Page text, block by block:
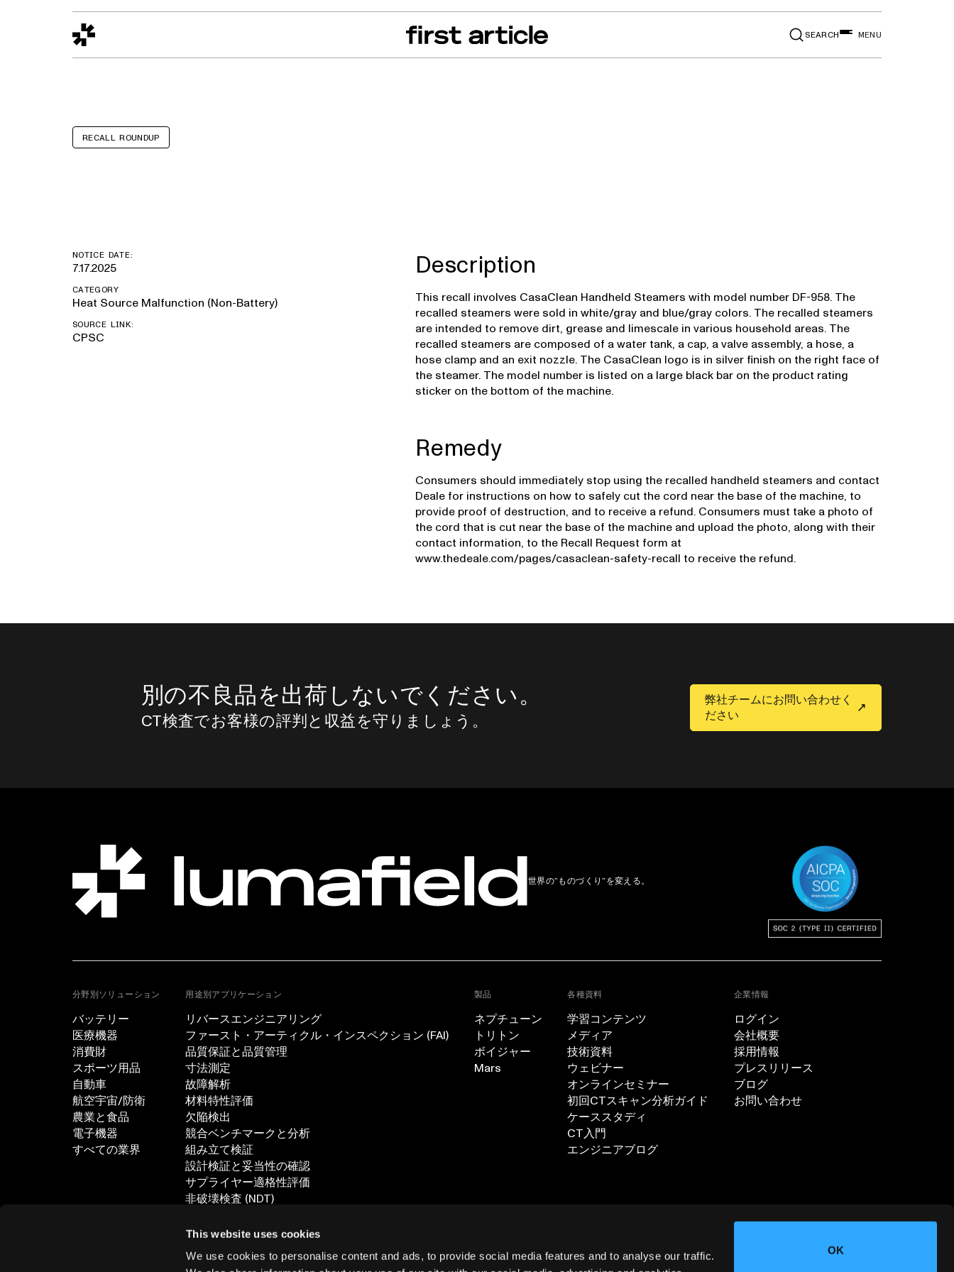
This website uses cookies
We use cookies to personalise content and ads, to provide social media features and to analyse our traffic.
OK
SEARCH MENU
Design to Reality From The Floor Recall RadarEvents
RECALL ROUNDUP
NOTICE DATE:
7.17.2025
CATEGORY
Heat Source Malfunction (Non-Battery)
SOURCE LINK:
CPSC
Description
This recall involves CasaClean Handheld Steamers with model number DF-958. The
recalled steamers were sold in white/gray and blue/gray colors. The recalled steamers
are intended to remove dirt, grease and limescale in various household areas. The
recalled steamers are composed of a water tank, a cap, a valve assembly, a hose, a
hose clamp and an exit nozzle. The CasaClean logo is in silver finish on the right face of
the steamer. The model number is listed on a large black bar on the product rating
sticker on the bottom of the machine.
Remedy
Consumers should immediately stop using the recalled handheld steamers and contact
Deale for instructions on how to safely cut the cord near the base of the machine, to
provide proof of destruction, and to receive a refund. Consumers must take a photo of
the cord that is cut near the base of the machine and upload the photo, along with their
contact information, to the Recall Request form at
www.thedeale.com/pages/casaclean-safety-recall to receive the refund.
別の不良品を出荷しないでください。
CT検査でお客様の評判と収益を守りましょう。
弊社チームにお問い合わせく
ださい
世界の”ものづくり”を変える。
分野別ソリューション
バッテリー
医療機器
消費財
スポーツ用品
自動車
航空宇宙/防衛
農業と食品
電子機器
すべての業界
用途別アプリケーション
リバースエンジニアリング
ファースト・アーティクル・インスペクション (FAI)
品質保証と品質管理
寸法測定
故障解析
材料特性評価
欠陥検出
競合ベンチマークと分析
組み立て検証
設計検証と妥当性の確認
サプライヤー適格性評価
非破壊検査 (NDT)
製品
ネプチューン
トリトン
ボイジャー
Mars
各種資料
学習コンテンツ
メディア
技術資料
ウェビナー
オンラインセミナー
初回CTスキャン分析ガイド
ケーススタディ
CT入門
エンジニアブログ
企業情報
ログイン
会社概要
採用情報
プレスリリース
ブログ
お問い合わせ